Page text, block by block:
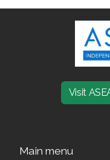
Visit
Main menu
Join ASEA France
Join ASEA Germany
Join ASEA Hong Kong
Join ASEA Hong Kong (